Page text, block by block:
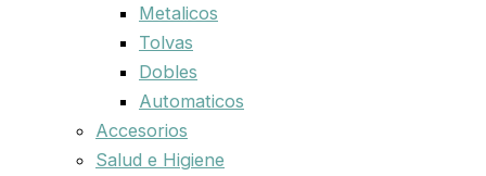
Metalicos
Tolvas
Dobles
Automaticos
Accesorios
Salud e Higiene